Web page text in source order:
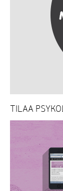
TILAA